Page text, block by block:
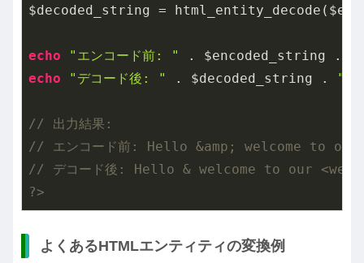
$decoded_string =
echo "エンコード前: " . $encoded_string .
echo
"デコード後: " . $decoded_string .
// 出力結果:
// エンコード前: Hello &amp; welcome to
// デコード後: Hello & welcome to our
?>
よくあるHTMLエンティティの変換例